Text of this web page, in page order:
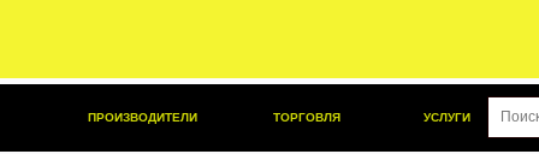
ПРОИЗВОДИТЕЛИ ТОРГОВЛЯ УСЛУГИ